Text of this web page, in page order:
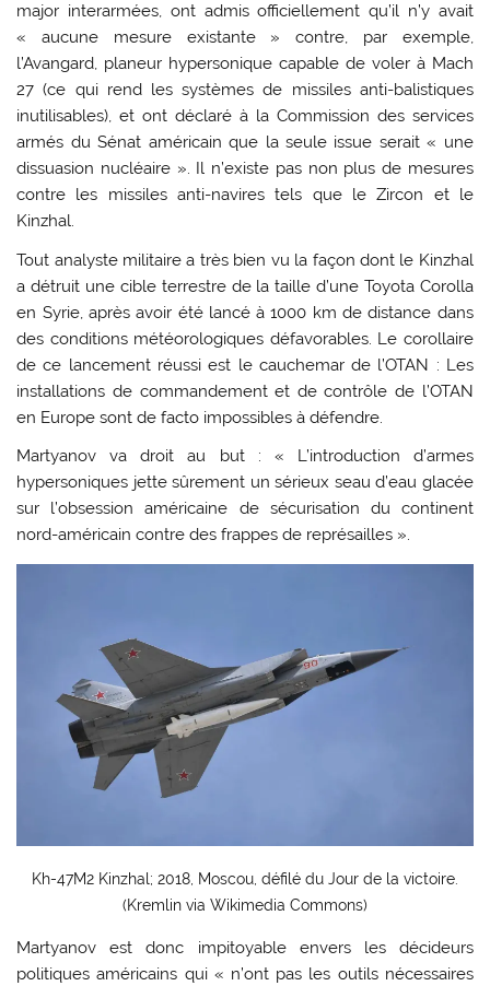
major interarmées, ont admis officiellement qu’il n’y avait
« aucune mesure existante » contre, par exemple,
l’Avangard, planeur hypersonique capable de voler à Mach
27 (ce qui rend les systèmes de missiles anti-balistiques
inutilisables), et ont déclaré à la Commission des services
armés du Sénat américain que la seule issue serait « une
dissuasion nucléaire ». Il n’existe pas non plus de mesures
contre les missiles anti-navires tels que le Zircon et le
Kinzhal.
Tout analyste militaire a très bien vu la façon dont le Kinzhal
a détruit une cible terrestre de la taille d’une Toyota Corolla
en Syrie, après avoir été lancé à 1000 km de distance dans
des conditions météorologiques défavorables. Le corollaire
de ce lancement réussi est le cauchemar de l’OTAN : Les
installations de commandement et de contrôle de l’OTAN
en Europe sont de facto impossibles à défendre.
Martyanov va droit au but : « L’introduction d’armes
hypersoniques jette sûrement un sérieux seau d’eau glacée
sur l’obsession américaine de sécurisation du continent
nord-américain contre des frappes de représailles ».
Kh-47M2 Kinzhal; 2018, Moscou, défilé du Jour de la victoire.
(Kremlin via Wikimedia Commons)
Martyanov est donc impitoyable envers les décideurs
politiques américains qui « n’ont pas les outils nécessaires